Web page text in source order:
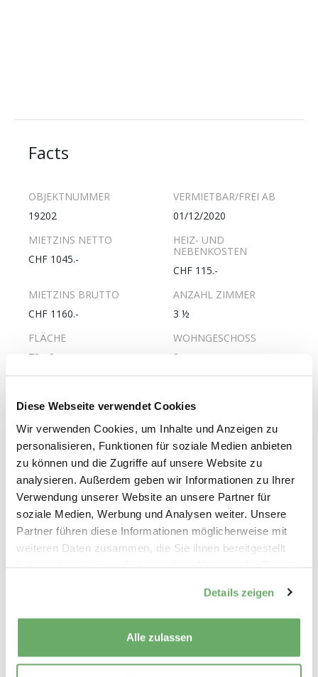
Diese Webseite verwendet Cookies
Wir verwenden Cookies, um Inhalte und Anzeigen zu
personalisieren, Funktionen für soziale Medien anbieten
zu können und die Zugriffe auf unsere Website zu
analysieren. Außerdem geben wir Informationen zu Ihrer
Verwendung unserer Website an unsere Partner für
soziale Medien, Werbung und Analysen weiter. Unsere
Partner führen diese Informationen möglicherweise mit
weiteren Daten zusammen, die Sie ihnen bereitgestellt
Details zeigen
Alle zulassen
Facts
OBJEKTNUMMER
19202
VERMIETBAR/FREI AB
01/12/2020
MIETZINS NETTO
CHF 1045.-
HEIZ- UND
NEBENKOSTEN
CHF 115.-
MIETZINS BRUTTO
CHF 1160.-
ANZAHL ZIMMER
3 ½
FLÄCHE
72m2
WOHNGESCHOSS
3.
4
CHF 2800.-
ERSTELLUNGSJAHR
LETZTE RENOVATION
GESCHIRRSPÜLER
Ja
WOHNUNG MIT LIFT
Nein
ROLLSTUHLGÄNGIGE
WOHNUNG
Nein
Wohnungsbeschrieb